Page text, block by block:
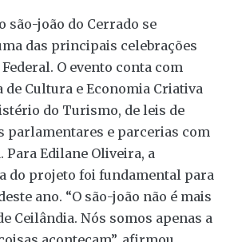
são-joão do Cerrado se
das principais celebrações
O evento conta com
de Cultura e Economia Criativa
do Turismo, de leis de
parlamentares e parcerias com
Para Edilane Oliveira, a
do projeto foi fundamental para
ano. “O são-joão não é mais
Ceilândia. Nós somos apenas a